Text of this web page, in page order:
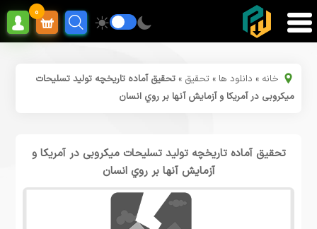
0
خانه » دانلود ها » تحقیق »تحقیق آماده تاریخچه تولید تسلیحات
میکروبی در آمریکا و آزمایش آنها بر روي انسان
تحقیق آماده تاریخچه تولید تسلیحات میکروبی در آمریکا و
آزمایش آنها بر روي انسان